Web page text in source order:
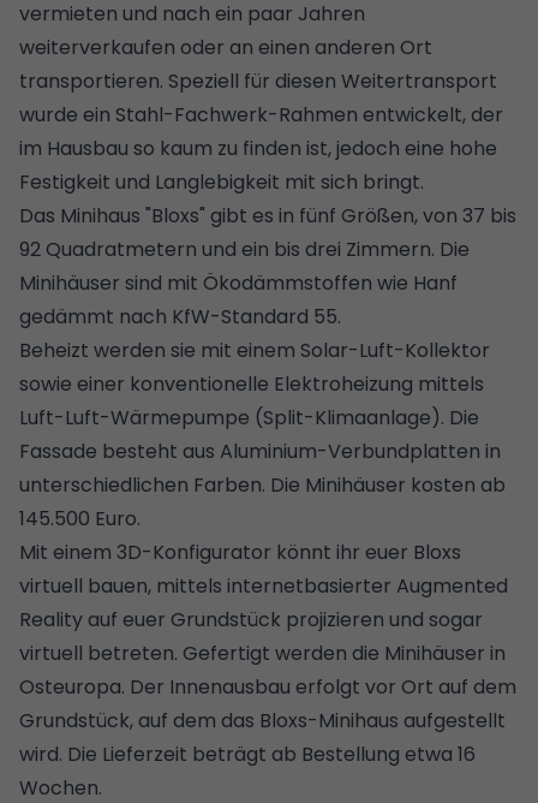
vermieten und nach ein paar Jahren
weiterverkaufen oder an einen anderen Ort
transportieren. Speziell für diesen Weitertransport
wurde ein Stahl-Fachwerk-Rahmen entwickelt, der
im Hausbau so kaum zu finden ist, jedoch eine hohe
Festigkeit und Langlebigkeit mit sich bringt.
Das Minihaus "Bloxs" gibt es in fünf Größen, von 37 bis
92 Quadratmetern und ein bis drei Zimmern. Die
Minihäuser sind mit Ökodämmstoffen wie Hanf
gedämmt nach KfW-Standard 55.
Beheizt werden sie mit einem Solar-Luft-Kollektor
sowie einer konventionelle Elektroheizung mittels
Luft-Luft-Wärmepumpe (Split-Klimaanlage). Die
Fassade besteht aus Aluminium-Verbundplatten in
unterschiedlichen Farben. Die Minihäuser kosten ab
145.500 Euro.
Mit einem 3D-Konfigurator könnt ihr euer Bloxs
virtuell bauen, mittels internetbasierter Augmented
Reality auf euer Grundstück projizieren und sogar
virtuell betreten. Gefertigt werden die Minihäuser in
Osteuropa. Der Innenausbau erfolgt vor Ort auf dem
Grundstück, auf dem das Bloxs-Minihaus aufgestellt
wird. Die Lieferzeit beträgt ab Bestellung etwa 16
Wochen.